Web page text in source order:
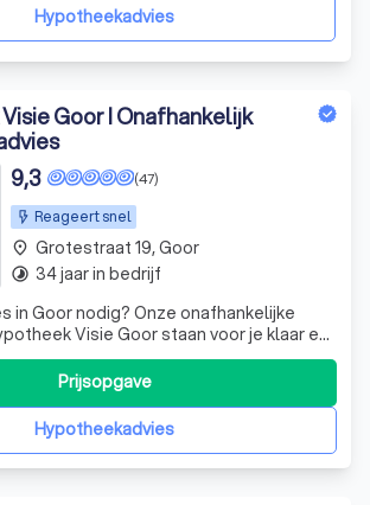
heeft behoefte aan
Hypotheekadvies
Goor I Onafhankelijk
Reageert snel
(47)
9,3
in Goor nodig? Onze onafhankelijke
Visie Goor staan voor je klaar en
hypotheekadvies. Of je nu eindelijk
krijgt, je overwaarde wilt inzetten voor
of je huis toekomstbestendig maakt
Hypotheekadvies
Prijsopgave
place Grotestraat 19, Goor
timelapse 34 jaar in bedrijf